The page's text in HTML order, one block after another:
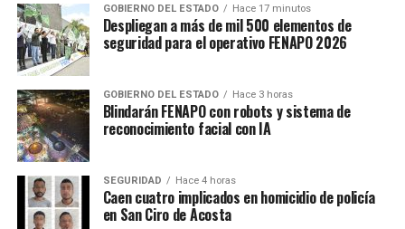
Crece la corriente de ríos y arroyos de varios municipios
en la Huasteca
GOBIERNO DEL ESTADO Hace 17 minutos
Despliegan a más de mil 500 elementos de
seguridad para el operativo FENAPO 2026
GOBIERNO DEL ESTADO Hace 3 horas
Blindarán FENAPO con robots y sistema de
reconocimiento facial con IA
SEGURIDAD Hace 4 horas
Caen cuatro implicados en homicidio de policía
en San Ciro de Acosta